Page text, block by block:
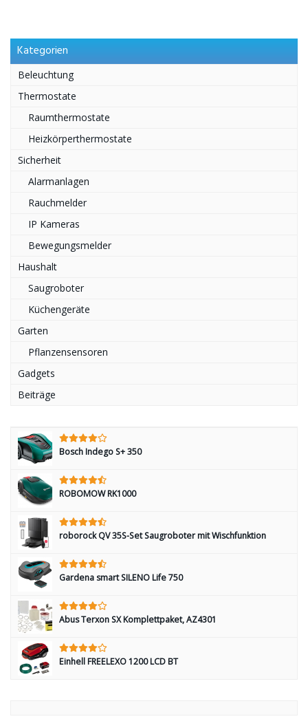
Kategorien
Beleuchtung
Thermostate
Raumthermostate
Heizkörperthermostate
Sicherheit
Alarmanlagen
Rauchmelder
IP Kameras
Bewegungsmelder
Haushalt
Saugroboter
Küchengeräte
Garten
Pflanzensensoren
Gadgets
Beiträge
Bosch Indego S+ 350
ROBOMOW RK1000
roborock QV 35S-Set Saugroboter mit Wischfunktion
Gardena smart SILENO Life 750
Abus Terxon SX Komplettpaket, AZ4301
Einhell FREELEXO 1200 LCD BT